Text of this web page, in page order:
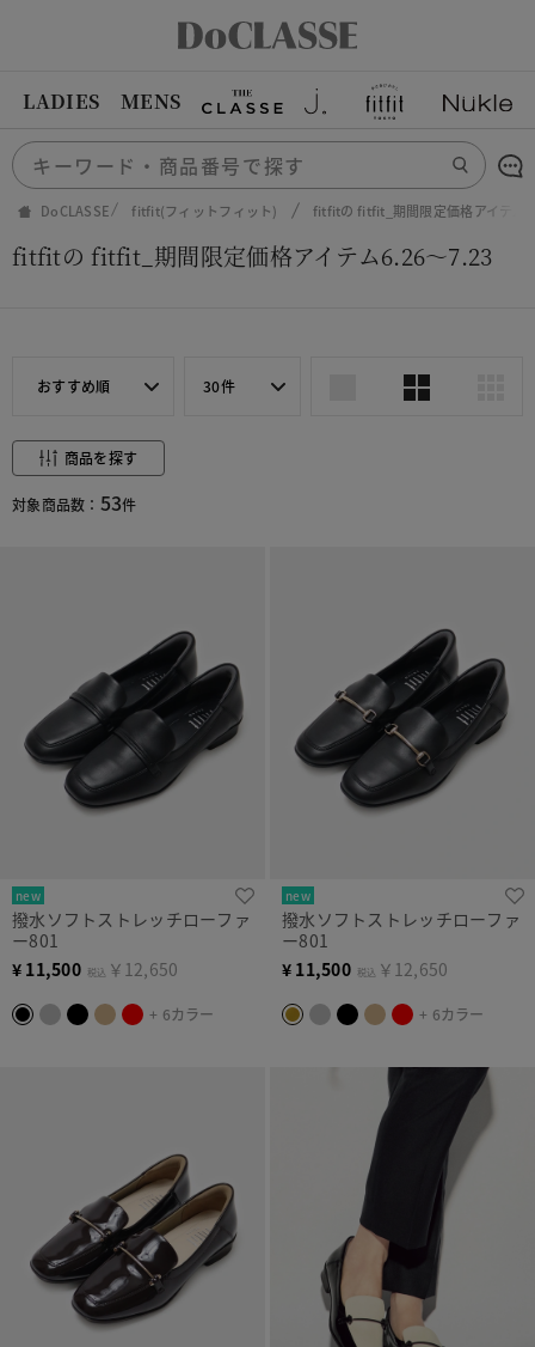
LADIES MENS
DoCLASSE fitfit(フィットフィット) fitfitの fitfit_期間限定価格アイテム
fitfitの fitfit_期間限定価格アイテム6.26～7.23
おすすめ順 30件
商品を探す
対象商品数： 53件
new
撥水ソフトストレッチローファ
ー801
¥ 11,500 税込 ￥12,650
+ 6カラー
new
撥水ソフトストレッチローファ
ー801
¥ 11,500 税込 ￥12,650
+ 6カラー